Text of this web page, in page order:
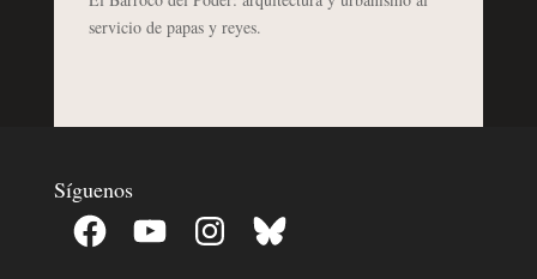
servicio de papas y reyes.
Síguenos
Facebook YouTube InstagramBluesky